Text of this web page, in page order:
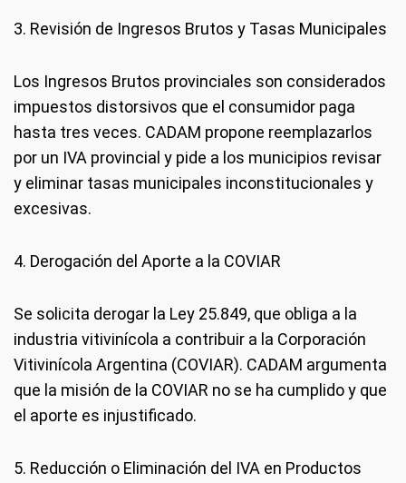
3. Revisión de Ingresos Brutos y Tasas Municipales
Los Ingresos Brutos provinciales son considerados
impuestos distorsivos que el consumidor paga
hasta tres veces. CADAM propone reemplazarlos
por un IVA provincial y pide a los municipios revisar
y eliminar tasas municipales inconstitucionales y
excesivas.
4. Derogación del Aporte a la COVIAR
Se solicita derogar la Ley 25.849, que obliga a la
industria vitivinícola a contribuir a la Corporación
Vitivinícola Argentina (COVIAR). CADAM argumenta
que la misión de la COVIAR no se ha cumplido y que
el aporte es injustificado.
5. Reducción o Eliminación del IVA en Productos